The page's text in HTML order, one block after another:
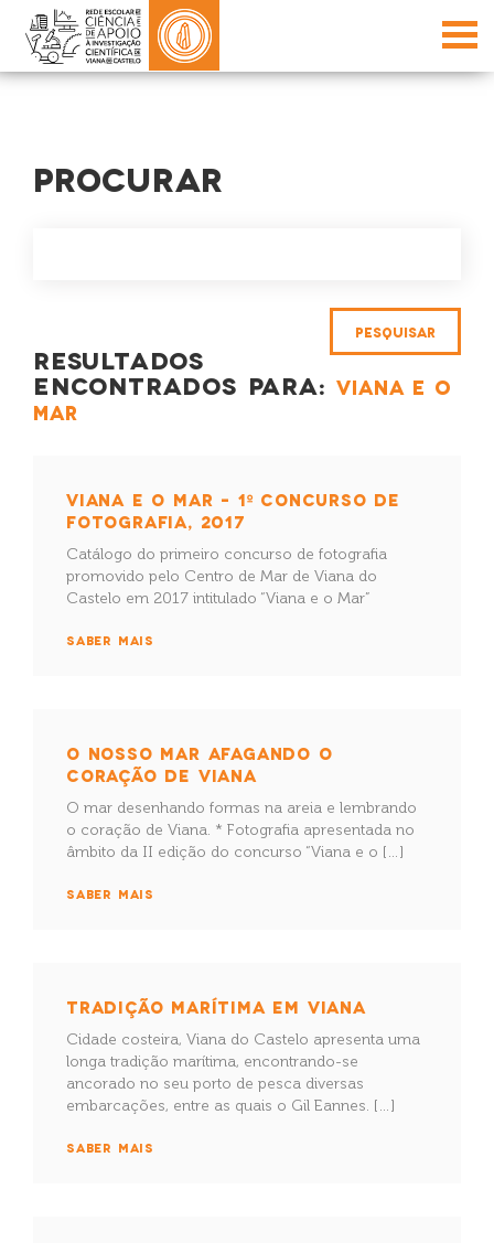
PROCURAR
RESULTADOS
ENCONTRADOS PARA:VIANA E O
MAR
VIANA E O MAR – 1º CONCURSO DE
FOTOGRAFIA, 2017
Catálogo do primeiro concurso de fotografia
promovido pelo Centro de Mar de Viana do
Castelo em 2017 intitulado “Viana e o Mar”
SABER MAIS
O NOSSO MAR AFAGANDO O
CORAÇÃO DE VIANA
O mar desenhando formas na areia e lembrando
o coração de Viana. * Fotografia apresentada no
âmbito da II edição do concurso “Viana e o […]
SABER MAIS
TRADIÇÃO MARÍTIMA EM VIANA
Cidade costeira, Viana do Castelo apresenta uma
longa tradição marítima, encontrando-se
ancorado no seu porto de pesca diversas
embarcações, entre as quais o Gil Eannes. […]
SABER MAIS